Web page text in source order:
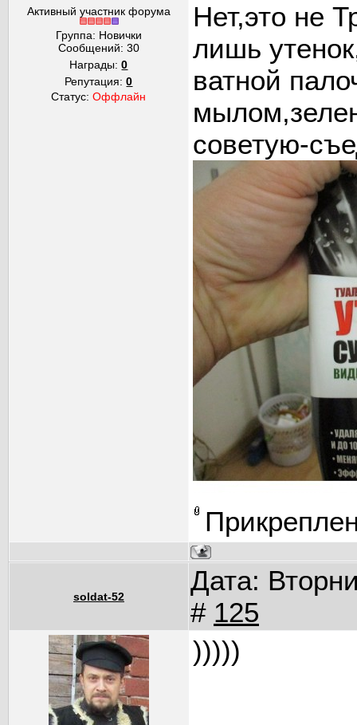
Активный участник форума
Группа: Новички
Сообщений: 30
Награды:0
Репутация:0
Статус:Оффлайн
Нет,это не
лишь
ватной
советую-
soldat-52
Дата:
# 125
)))))